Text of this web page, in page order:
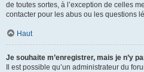
de toutes sortes, à l’exception de celles
contacter pour les abus ou les questions
Haut
Je souhaite m’enregistrer, mais je n’y
Il est possible qu’un administrateur du